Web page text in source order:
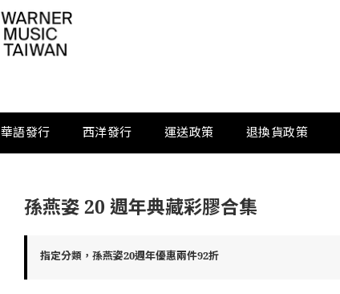
華語發行 西洋發行 運送政策 退換貨政策
孫燕姿 20 週年典藏彩膠合集
指定分類，孫燕姿20週年優惠兩件92折